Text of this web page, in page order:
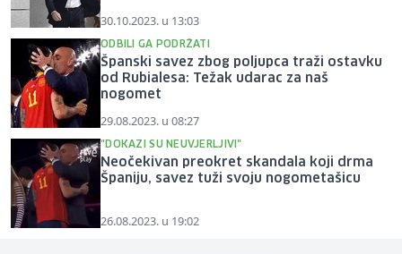
30.10.2023. u 13:03
ODBILI GA PODRŽATI
Španski savez zbog poljupca traži ostavku
od Rubialesa: Težak udarac za naš
nogomet
29.08.2023. u 08:27
"DOKAZI SU NEUVJERLJIVI"
Neočekivan preokret skandala koji drma
Španiju, savez tuži svoju nogometašicu
26.08.2023. u 19:02